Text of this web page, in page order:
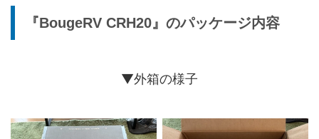
『BougeRV CRH20』のパッケージ内容
▼外箱の様子